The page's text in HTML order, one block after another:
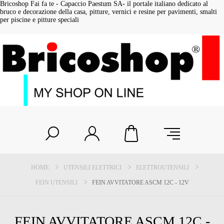
Bricoshop Fai fa te - Capaccio Paestum SA- il portale italiano dedicato al
bruco e decorazione della casa, pitture, vernici e resine per pavimenti, smalti
per piscine e pitture speciali
HOME UTENSILI ELETTRICI ELETTROUTENSILI
FEIN UTENSILI FEIN AVVITATORE ASCM 12C - 12V